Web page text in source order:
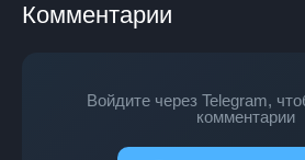
Комментарии
Войдите через Telegram,
комментарии